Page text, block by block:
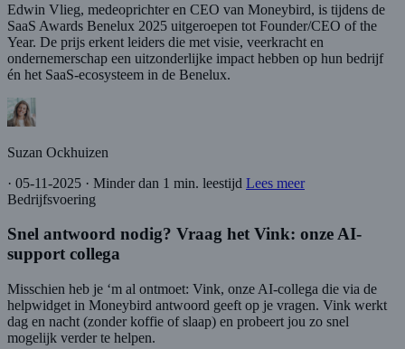
Edwin Vlieg, medeoprichter en CEO van Moneybird, is tijdens de
SaaS Awards Benelux 2025 uitgeroepen tot Founder/CEO of the
Year. De prijs erkent leiders die met visie, veerkracht en
ondernemerschap een uitzonderlijke impact hebben op hun bedrijf
én het SaaS-ecosysteem in de Benelux.
Suzan Ockhuizen
· 05-11-2025 · Minder dan 1 min. leestijd Lees meer
Bedrijfsvoering
Snel antwoord nodig? Vraag het Vink: onze AI-
support collega
Misschien heb je ‘m al ontmoet: Vink, onze AI-collega die via de
helpwidget in Moneybird antwoord geeft op je vragen. Vink werkt
dag en nacht (zonder koffie of slaap) en probeert jou zo snel
mogelijk verder te helpen.